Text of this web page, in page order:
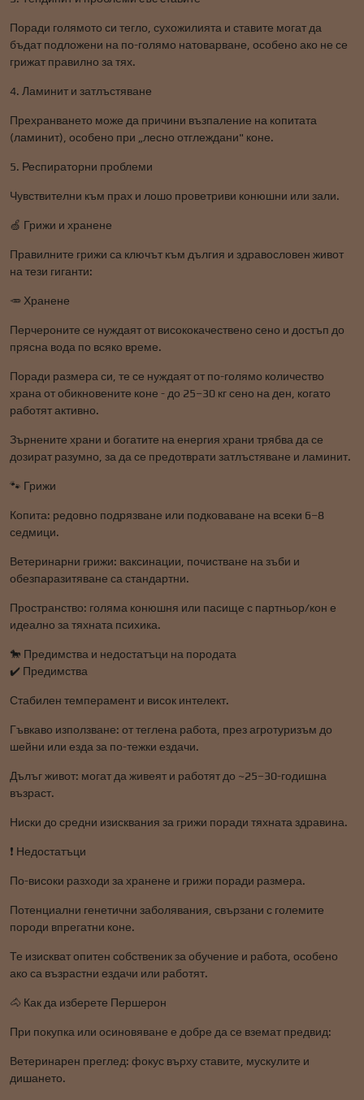
Поради голямото си тегло, сухожилията и ставите могат да
бъдат подложени на по-голямо натоварване, особено ако не се
грижат правилно за тях.
4. Ламинит и затлъстяване
Прехранването може да причини възпаление на копитата
(ламинит), особено при „лесно отглеждани" коне.
5. Респираторни проблеми
Чувствителни към прах и лошо проветриви конюшни или зали.
🍏 Грижи и хранене
Правилните грижи са ключът към дългия и здравословен живот
на тези гиганти:
🥕 Хранене
Перчероните се нуждаят от висококачествено сено и достъп до
прясна вода по всяко време.
Поради размера си, те се нуждаят от по-голямо количество
храна от обикновените коне - до 25–30 кг сено на ден, когато
работят активно.
Зърнените храни и богатите на енергия храни трябва да се
дозират разумно, за да се предотврати затлъстяване и ламинит.
🐾 Грижи
Копита: редовно подрязване или подковаване на всеки 6–8
седмици.
Ветеринарни грижи: ваксинации, почистване на зъби и
обезпаразитяване са стандартни.
Пространство: голяма конюшня или пасище с партньор/кон е
идеално за тяхната психика.
🐎 Предимства и недостатъци на породата
✔️ Предимства
Стабилен темперамент и висок интелект.
Гъвкаво използване: от теглена работа, през агротуризъм до
шейни или езда за по-тежки ездачи.
Дълъг живот: могат да живеят и работят до ~25–30-годишна
възраст.
Ниски до средни изисквания за грижи поради тяхната здравина.
❗ Недостатъци
По-високи разходи за хранене и грижи поради размера.
Потенциални генетични заболявания, свързани с големите
породи впрегатни коне.
Те изискват опитен собственик за обучение и работа, особено
ако са възрастни ездачи или работят.
🐴 Как да изберете Першерон
При покупка или осиновяване е добре да се вземат предвид:
Ветеринарен преглед: фокус върху ставите, мускулите и
дишането.